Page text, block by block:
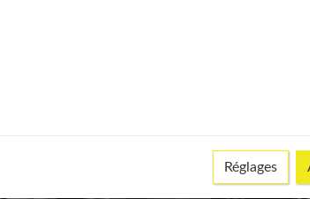
Réglages